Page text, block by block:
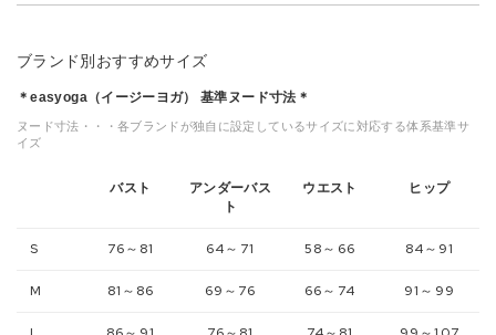
ブランド別おすすめサイズ
＊easyoga（イージーヨガ） 基準ヌード寸法＊
ヌード寸法・・・各ブランドが独自に設定しているサイズに対応する体系基準サ
イズ
バスト
アンダーバス
ト
ウエスト ヒップ
S 76～81 64～71 58～66 84～91
M 81～86 69～76 66～74 91～99